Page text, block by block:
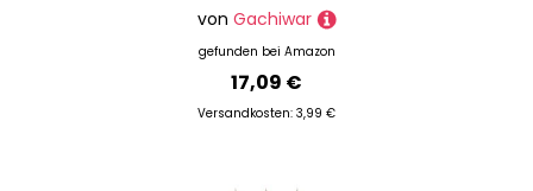
von Gachiwar
gefunden bei Amazon
17,09 €
Versandkosten: 3,99 €